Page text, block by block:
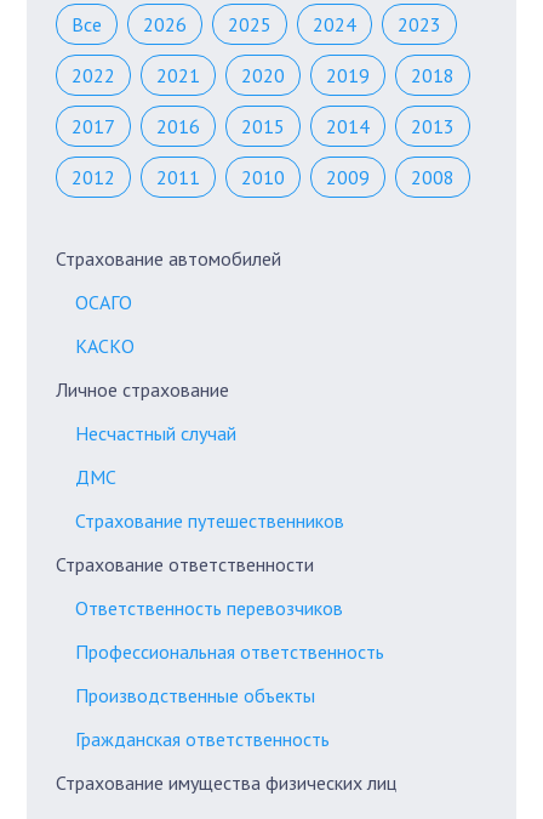
Все 2026 2025 2024 2023
2022 2021 2020 2019 2018
2017 2016 2015 2014 2013
2012 2011 2010 2009 2008
Страхование автомобилей
ОСАГО
КАСКО
Личное страхование
Несчастный случай
ДМС
Страхование путешественников
Страхование ответственности
Ответственность перевозчиков
Профессиональная ответственность
Производственные объекты
Гражданская ответственность
Страхование имущества физических лиц